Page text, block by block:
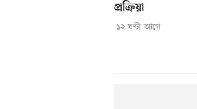
প্রক্রিয়া
১২ ঘণ্টা আগে